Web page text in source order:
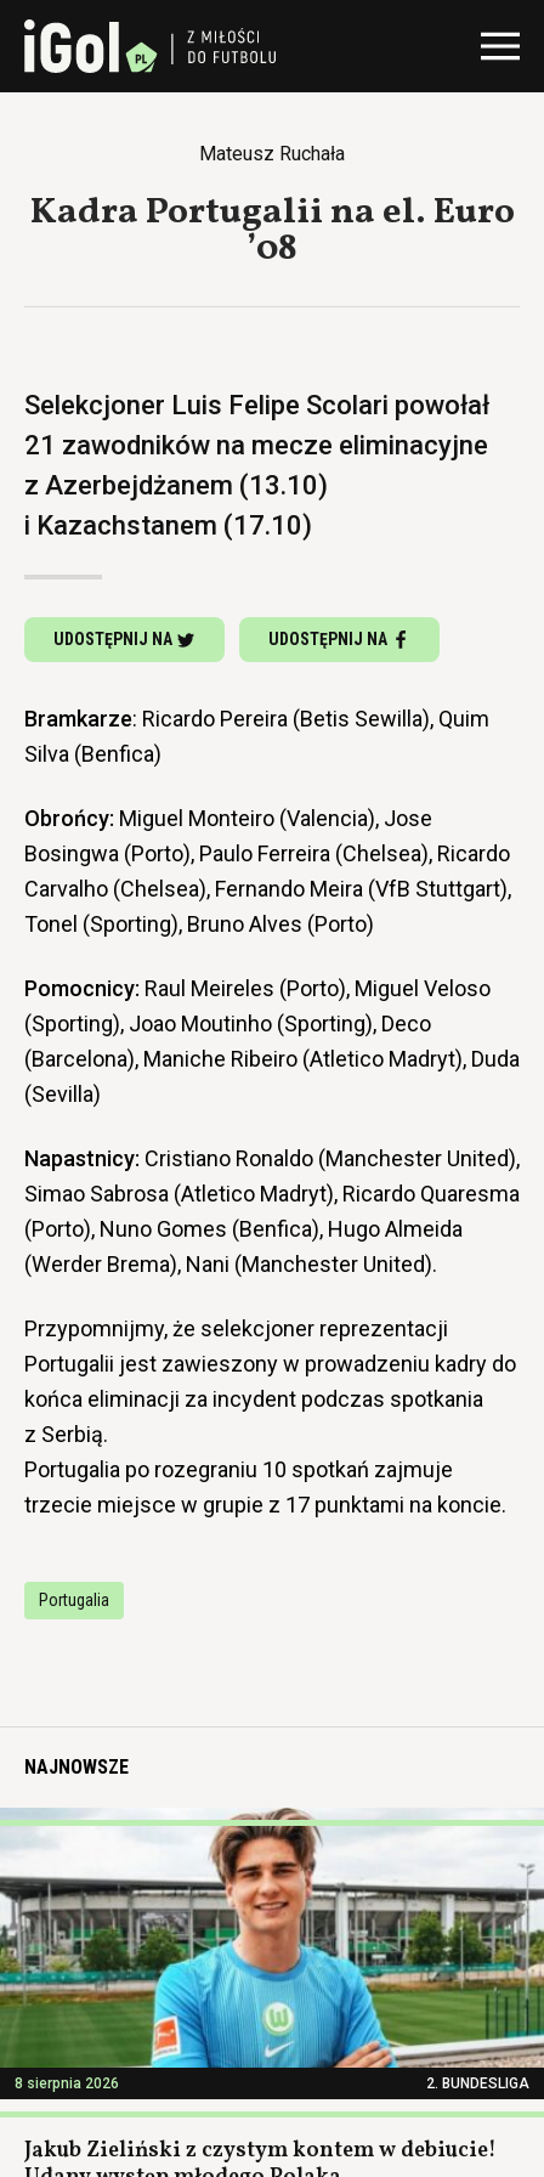
Mateusz Ruchała
Kadra Portugalii na el. Euro
’08
Selekcjoner Luis Felipe Scolari powołał
21 zawodników na mecze eliminacyjne
z Azerbejdżanem (13.10)
i Kazachstanem (17.10)
UDOSTĘPNIJ NA UDOSTĘPNIJ NA
Bramkarze: Ricardo Pereira (Betis Sewilla), Quim
Silva (Benfica)
Obrońcy: Miguel Monteiro (Valencia), Jose
Bosingwa (Porto), Paulo Ferreira (Chelsea), Ricardo
Carvalho (Chelsea), Fernando Meira (VfB Stuttgart),
Tonel (Sporting), Bruno Alves (Porto)
Pomocnicy: Raul Meireles (Porto), Miguel Veloso
(Sporting), Joao Moutinho (Sporting), Deco
(Barcelona), Maniche Ribeiro (Atletico Madryt), Duda
(Sevilla)
Napastnicy: Cristiano Ronaldo (Manchester United),
Simao Sabrosa (Atletico Madryt), Ricardo Quaresma
(Porto), Nuno Gomes (Benfica), Hugo Almeida
(Werder Brema), Nani (Manchester United).
Przypomnijmy, że selekcjoner reprezentacji
Portugalii jest zawieszony w prowadzeniu kadry do
końca eliminacji za incydent podczas spotkania
z Serbią.
Portugalia po rozegraniu 10 spotkań zajmuje
trzecie miejsce w grupie z 17 punktami na koncie.
Portugalia
NAJNOWSZE
8 sierpnia 2026 2. BUNDESLIGA
Jakub Zieliński z czystym kontem w debiucie!